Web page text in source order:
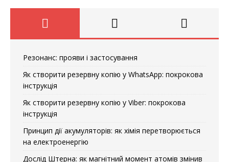
Резонанс: прояви і застосування
Як створити резервну копію у WhatsApp: покрокова
інструкція
Як створити резервну копію у Viber: покрокова
інструкція
Принцип дії акумуляторів: як хімія перетворюється
на електроенергію
Дослід Штерна: як магнітний момент атомів змінив